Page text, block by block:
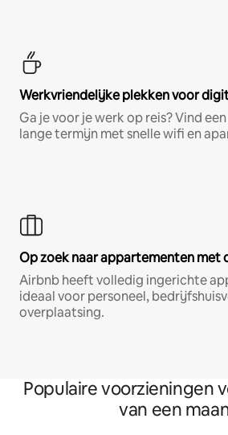
Werkvriendelijke plekken voor
Ga je voor je werk op reis? Vind
lange termijn met snelle wifi en
Op zoek naar appartementen met
Airbnb heeft volledig ingerichte
ideaal voor personeel,
overplaatsing.
Populaire voorzieningen
van een